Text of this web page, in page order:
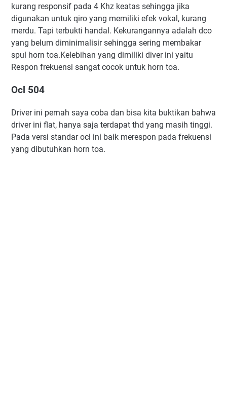
kurang responsif pada 4 Khz keatas sehingga jika
digunakan untuk qiro yang memiliki efek vokal, kurang
merdu. Tapi terbukti handal. Kekurangannya adalah dco
yang belum diminimalisir sehingga sering membakar
spul horn toa.Kelebihan yang dimiliki diver ini yaitu
Respon frekuensi sangat cocok untuk horn toa.
Ocl 504
Driver ini pernah saya coba dan bisa kita buktikan bahwa
driver ini flat, hanya saja terdapat thd yang masih tinggi.
Pada versi standar ocl ini baik merespon pada frekuensi
yang dibutuhkan horn toa.